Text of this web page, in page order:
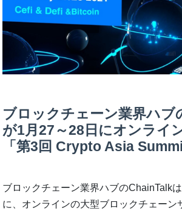
ブロックチェーン業界ハブ
が1月27～28日にオンライ
「第3回 Crypto Asia
ブロックチェーン業界ハブのChainTalk
に、オンラインの大型ブロックチェーン